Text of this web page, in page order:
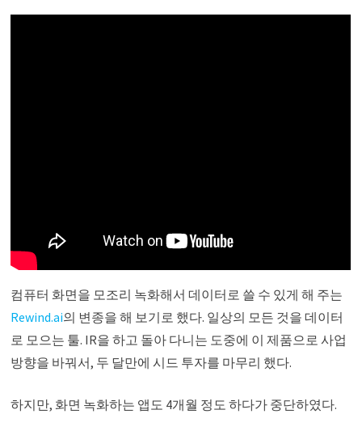
컴퓨터 화면을 모조리 녹화해서 데이터로 쓸 수 있게 해 주는
Rewind.ai의 변종을 해 보기로 했다. 일상의 모든 것을 데이터
로 모으는 툴. IR을 하고 돌아 다니는 도중에 이 제품으로 사업
방향을 바꿔서, 두 달만에 시드 투자를 마무리 했다.
하지만, 화면 녹화하는 앱도 4개월 정도 하다가 중단하였다.